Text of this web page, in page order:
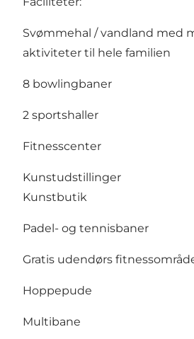
Svømmehal / vandland med
aktiviteter til hele familien
8 bowlingbaner
2 sportshaller
Fitnesscenter
Kunstudstillinger
Kunstbutik
Padel- og tennisbaner
Gratis udendørs
Hoppepude
Multibane